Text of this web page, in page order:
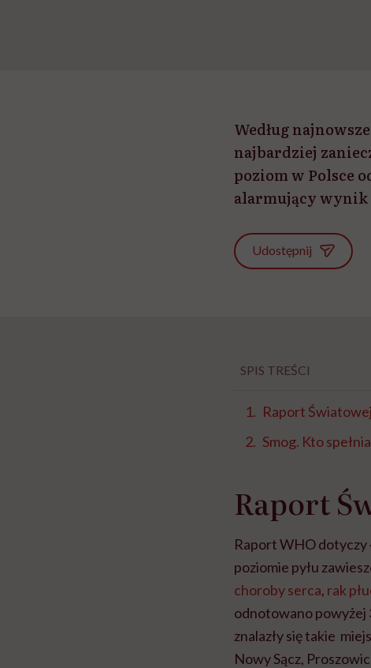
Według
najbardziej
poziom w Polsce
alarmujący wynik
Udostępnij
SPIS TREŚCI
Raport
Smog. Kto
Raport
Raport WHO dotyczy
poziomie pyłu
choroby serca, rak
odnotowano powyżej
znalazły się takie
Nowy Sącz,